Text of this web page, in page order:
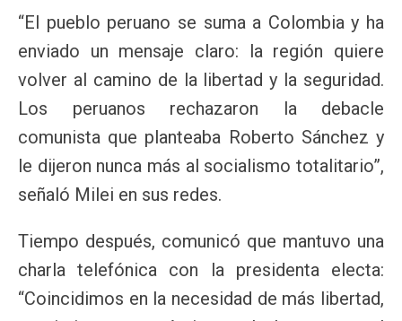
“El pueblo peruano se suma a Colombia y ha
enviado un mensaje claro: la región quiere
volver al camino de la libertad y la seguridad.
Los peruanos rechazaron la debacle
comunista que planteaba Roberto Sánchez y
le dijeron nunca más al socialismo totalitario”,
señaló Milei en sus redes.
Tiempo después, comunicó que mantuvo una
charla telefónica con la presidenta electa:
“Coincidimos en la necesidad de más libertad,